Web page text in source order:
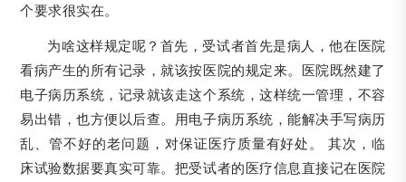
个要求很实在。
为啥这样规定呢？首先，受试者首先是病人，他在医院
看病产生的所有记录，就该按医院的规定来。医院既然建了
电子病历系统，记录就该走这个系统，这样统一管理，不容
易出错，也方便以后查。用电子病历系统，能解决手写病历
乱、管不好的老问题，对保证医疗质量有好处。 其次，临
床试验数据要真实可靠。把受试者的医疗信息直接记在医院